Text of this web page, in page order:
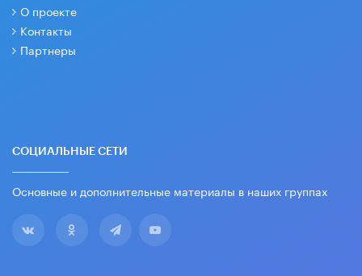
О проекте
Контакты
Партнеры
СОЦИАЛЬНЫЕ СЕТИ
Основные и дополнительные материалы в наших группах